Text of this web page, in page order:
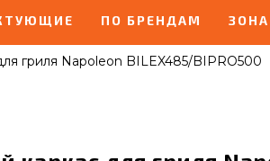
ПО БРЕНДАМ
гриля Napoleon BILEX485/BIPRO500